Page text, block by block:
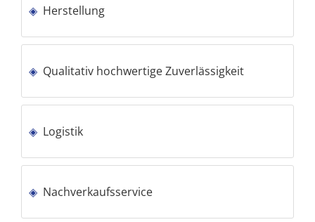
Herstellung
Qualitativ hochwertige Zuverlässigkeit
Logistik
Nachverkaufsservice